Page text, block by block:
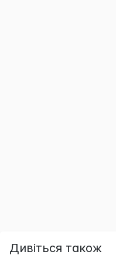
Дивіться також